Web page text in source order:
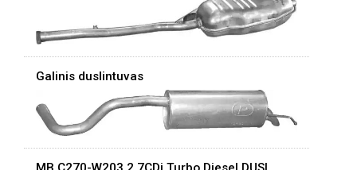
Galinis duslintuvas